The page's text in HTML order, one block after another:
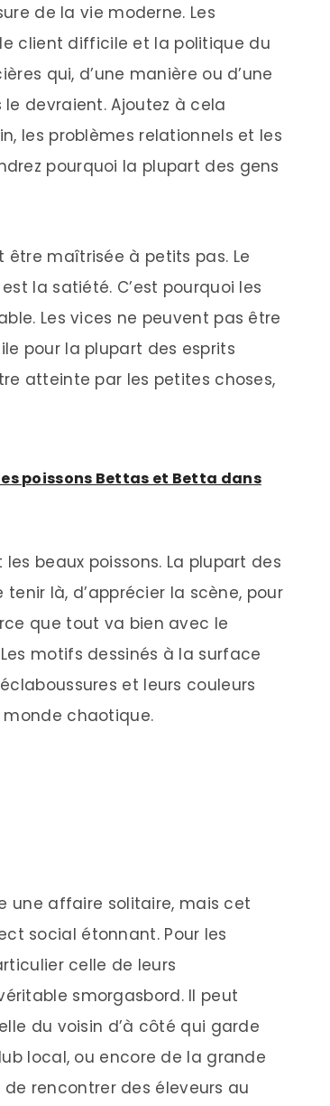
de la vie moderne. Les
client difficile et la politique du
qui, d’une manière ou d’une
devraient. Ajoutez à cela
les problèmes relationnels et les
pourquoi la plupart des gens
maîtrisée à petits pas. Le
la satiété. C’est pourquoi les
Les vices ne peuvent pas être
pour la plupart des esprits
atteinte par les petites choses,
poissons Bettas et Betta dans
beaux poissons. La plupart des
là, d’apprécier la scène, pour
que tout va bien avec le
motifs dessinés à la surface
et leurs couleurs
chaotique.
une affaire solitaire, mais cet
social étonnant. Pour les
celle de leurs
smorgasbord. Il peut
du voisin d’à côté qui garde
local, ou encore de la grande
de rencontrer des éleveurs au